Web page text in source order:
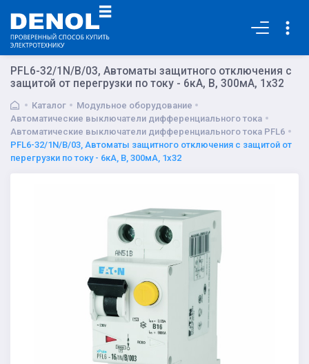
PFL6-32/1N/B/03, Автоматы защитного отключения с
защитой от перегрузки по току - 6кА, B, 300мА, 1x32
Каталог
Модульное оборудование
Автоматические выключатели дифференциального тока
Автоматические выключатели дифференциального тока PFL6
PFL6-32/1N/B/03, Автоматы защитного отключения с защитой от
перегрузки по току - 6кА, B, 300мА, 1x32